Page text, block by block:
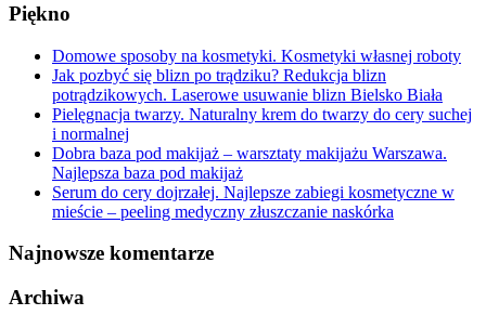
Piękno
Domowe sposoby na kosmetyki. Kosmetyki własnej roboty
Jak pozbyć się blizn po trądziku? Redukcja blizn
potrądzikowych. Laserowe usuwanie blizn Bielsko Biała
Pielęgnacja twarzy. Naturalny krem do twarzy do cery suchej
i normalnej
Dobra baza pod makijaż – warsztaty makijażu Warszawa.
Najlepsza baza pod makijaż
Serum do cery dojrzałej. Najlepsze zabiegi kosmetyczne w
mieście – peeling medyczny złuszczanie naskórka
Najnowsze komentarze
Archiwa